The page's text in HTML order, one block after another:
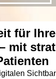
für Ihre
mit